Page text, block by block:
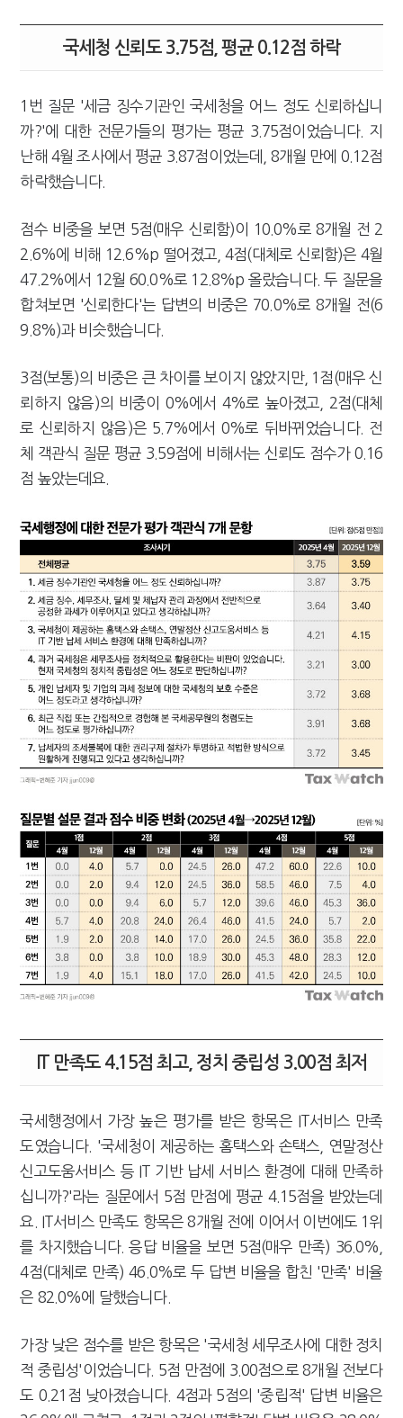
국세청 신뢰도 3.75점, 평균 0.12점 하락
1번 질문 '세금 징수기관인 국세청을 어느 정도 신뢰하십니
까?'에 대한 전문가들의 평가는 평균 3.75점이었습니다. 지
난해 4월 조사에서 평균 3.87점이었는데, 8개월 만에 0.12점
하락했습니다.
점수 비중을 보면 5점(매우 신뢰함)이 10.0%로 8개월 전 2
2.6%에 비해 12.6%p 떨어졌고, 4점(대체로 신뢰함)은 4월
47.2%에서 12월 60.0%로 12.8%p 올랐습니다. 두 질문을
합쳐보면 '신뢰한다'는 답변의 비중은 70.0%로 8개월 전(6
9.8%)과 비슷했습니다.
3점(보통)의 비중은 큰 차이를 보이지 않았지만, 1점(매우 신
뢰하지 않음)의 비중이 0%에서 4%로 높아졌고, 2점(대체
로 신뢰하지 않음)은 5.7%에서 0%로 뒤바뀌었습니다. 전
체 객관식 질문 평균 3.59점에 비해서는 신뢰도 점수가 0.16
점 높았는데요.
IT 만족도 4.15점 최고, 정치 중립성 3.00점 최저
국세행정에서 가장 높은 평가를 받은 항목은 IT서비스 만족
도였습니다. '국세청이 제공하는 홈택스와 손택스, 연말정산
신고도움서비스 등 IT 기반 납세 서비스 환경에 대해 만족하
십니까?'라는 질문에서 5점 만점에 평균 4.15점을 받았는데
요. IT서비스 만족도 항목은 8개월 전에 이어서 이번에도 1위
를 차지했습니다. 응답 비율을 보면 5점(매우 만족) 36.0%,
4점(대체로 만족) 46.0%로 두 답변 비율을 합친 '만족' 비율
은 82.0%에 달했습니다.
가장 낮은 점수를 받은 항목은 '국세청 세무조사에 대한 정치
적 중립성'이었습니다. 5점 만점에 3.00점으로 8개월 전보다
도 0.21점 낮아졌습니다. 4점과 5점의 '중립적' 답변 비율은